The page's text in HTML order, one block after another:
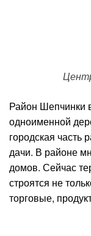
Район Шепчинки
одноименной
городская часть
дачи. В районе
домов. Сейчас
строятся не
торговые,